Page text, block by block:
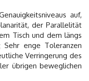
auf,
der Parallelität
Tisch und dem längs
Sehr enge Toleranzen
Verringerung des
übrigen beweglichen